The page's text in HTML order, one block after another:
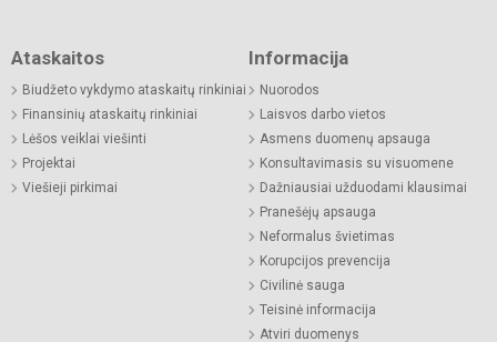
Ataskaitos
Biudžeto vykdymo ataskaitų rinkiniai
Finansinių ataskaitų rinkiniai
Lėšos veiklai viešinti
Projektai
Viešieji pirkimai
Informacija
Nuorodos
Laisvos darbo vietos
Asmens duomenų apsauga
Konsultavimasis su visuomene
Dažniausiai užduodami klausimai
Pranešėjų apsauga
Neformalus švietimas
Korupcijos prevencija
Civilinė sauga
Teisinė informacija
Atviri duomenys